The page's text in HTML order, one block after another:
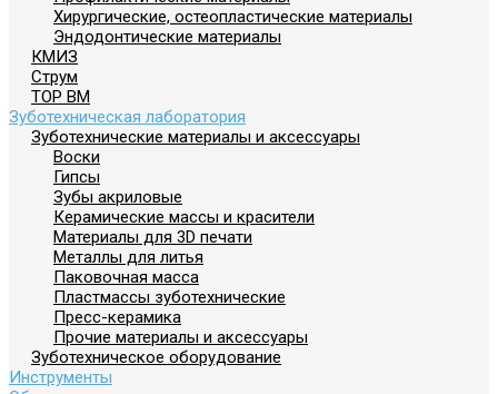
Хирургические, остеопластические материалы
Эндодонтические материалы
КМИЗ
Струм
ТОР ВМ
Зуботехническая лаборатория
Зуботехнические материалы и аксессуары
Воски
Гипсы
Зубы акриловые
Керамические массы и красители
Материалы для 3D печати
Металлы для литья
Паковочная масса
Пластмассы зуботехнические
Пресс-керамика
Прочие материалы и аксессуары
Зуботехническое оборудование
Инструменты